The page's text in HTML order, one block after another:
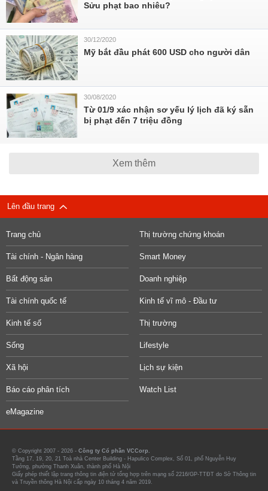
Sửu phạt bao nhiêu?
30/12/2020
Mỹ bắt đầu phát 600 USD cho người dân
30/08/2020
Từ 01/9 xác nhận sơ yếu lý lịch đã ký sẵn
bị phạt đến 7 triệu đồng
Xem thêm
Lên đầu trang
Trang chủ Thị trường chứng khoán
Tài chính - Ngân hàng Smart Money
Bất động sản Doanh nghiệp
Tài chính quốc tế Kinh tế vĩ mô - Đầu tư
Kinh tế số Thị trường
Sống Lifestyle
Xã hội Lịch sự kiện
Báo cáo phân tích Watch List
eMagazine
© Copyright 2007 - 2026 - Công ty Cổ phần VCCorp.
Tầng 17, 19, 20, 21 Toà nhà Center Building - Hapulico Complex, Số 01, phố Nguyễn Huy
Tưởng, phường Thanh Xuân, thành phố Hà Nội
Giấy phép thiết lập trang thông tin điện tử tổng hợp trên mạng số 2216/GP-TTĐT do Sở Thông tin
và Truyền thông Hà Nội cấp ngày 10 tháng 4 năm 2019.